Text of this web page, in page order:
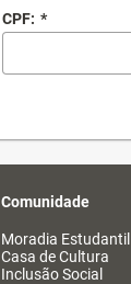
CPF: *
Comunidade
Moradia Estudantil
Casa de Cultura
Inclusão Social